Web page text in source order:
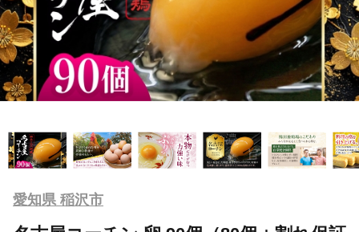
愛知県 稲沢市